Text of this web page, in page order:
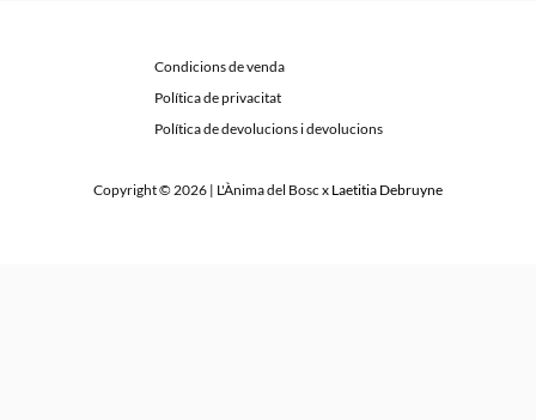
Condicions de venda
Política de privacitat
Política de devolucions i devolucions
Copyright © 2026 | L'Ànima del Bosc x Laetitia Debruyne